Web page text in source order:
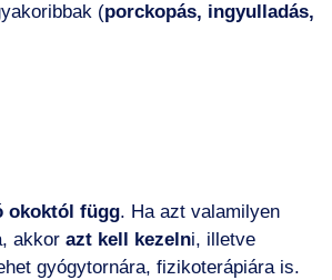
(porckopás, ingyulladás,
okoktól függ. Ha azt valamilyen
akkor azt kell kezelni, illetve
gyógytornára, fizikoterápiára is.